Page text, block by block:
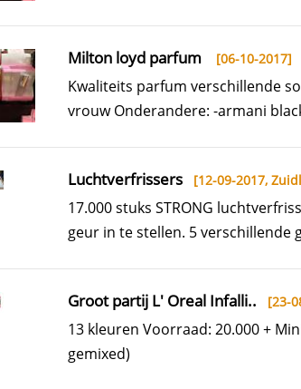
Milton loyd parfum [06-10-2017]
Kwaliteits parfum verschillende
vrouw Onderandere: -armani
Luchtverfrissers [12-09-2017,
17.000 stuks STRONG
geur in te stellen. 5 verschillende
Groot partij L' Oreal Infalli.. [23-
13 kleuren Voorraad: 20.000 +
gemixed)